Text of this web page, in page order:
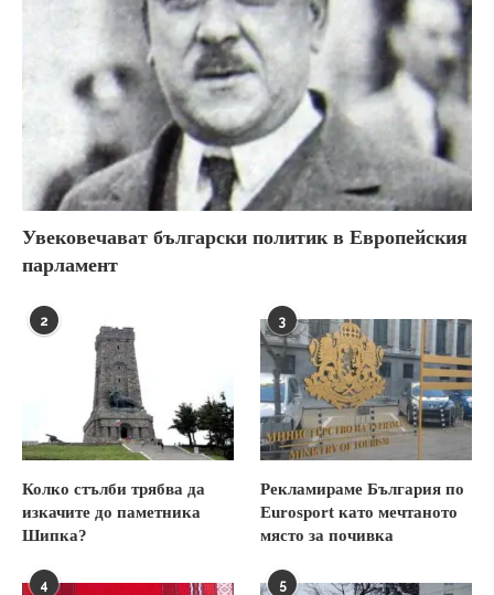
Увековечават български политик в Европейския
парламент
2
Колко стълби трябва да
изкачите до паметника
Шипка?
3
Рекламираме България по
Eurosport като мечтаното
място за почивка
4 5